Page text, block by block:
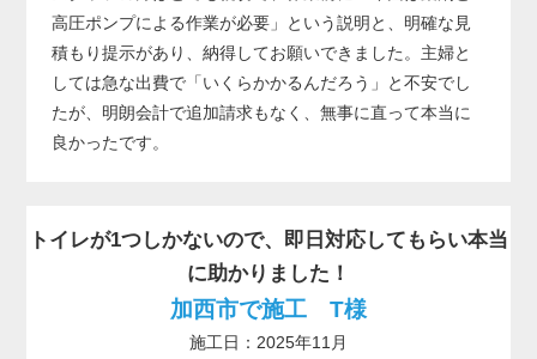
高圧ポンプによる作業が必要」という説明と、明確な見
積もり提示があり、納得してお願いできました。主婦と
しては急な出費で「いくらかかるんだろう」と不安でし
たが、明朗会計で追加請求もなく、無事に直って本当に
良かったです。
トイレが1つしかないので、即日対応してもらい本当
に助かりました！
加西市で施工 T様
施工日：2025年11月